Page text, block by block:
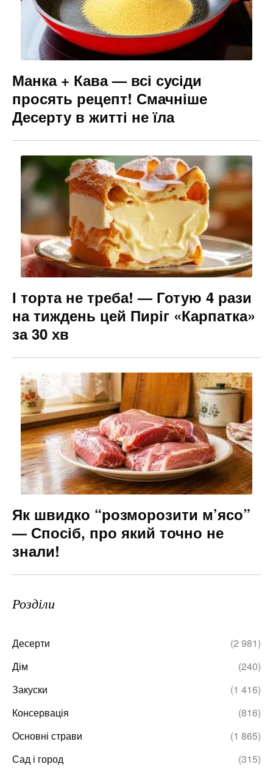
Манка + Кава — всі сусіди
просять рецепт! Смачніше
Десерту в житті не їла
І торта не треба! — Готую 4 рази
на тиждень цей Пиріг «Карпатка»
за 30 хв
Як швидко “розморозити м’ясо”
— Спосіб, про який точно не
знали!
Розділи
Десерти
(2 981)
Дім
(240)
Закуски
(1 416)
Консервація
(816)
Основні страви
(1 865)
Сад і город
(315)